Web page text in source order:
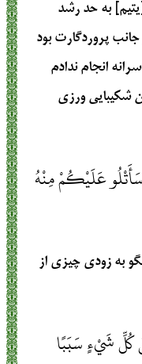
به حد رشد
پروردگارت بود
انجام ندادم
شكيبايى ورزى
عَلَيْكُمْ مِنْهُ
به زودى چيزى از
كُلِّ شَيْءٍ سَبَبًا